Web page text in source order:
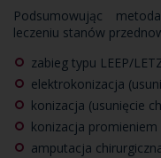
Podsumowując
leczeniu stanów
zabieg typu LEEP/
elektrokonizacja
konizacja (usunięcie
konizacja promieniem
amputacja